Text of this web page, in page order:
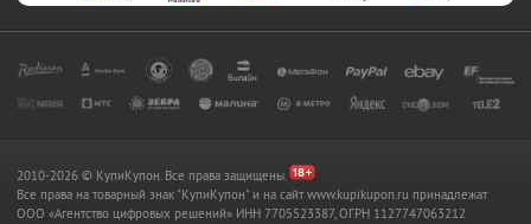
2010-2026 © КупиКупон. Все права защищены.
Все права на товарный знак "КупиКупон" и на сайт www.kupikupon.ru принадлежат
OOO «Агентство цифровых решений» ИНН 7705523387, ОГРН 1127747063212